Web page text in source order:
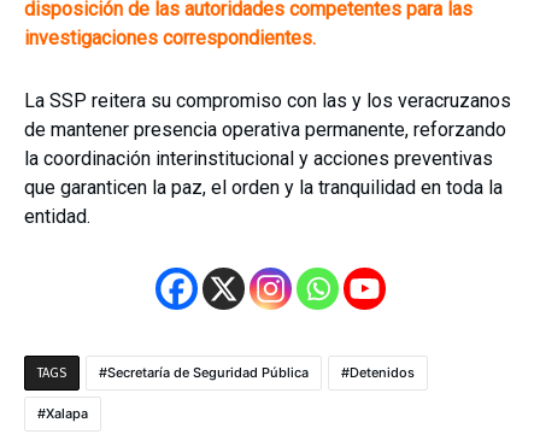
disposición de las autoridades competentes para las
investigaciones correspondientes.
La SSP reitera su compromiso con las y los veracruzanos
de mantener presencia operativa permanente, reforzando
la coordinación interinstitucional y acciones preventivas
que garanticen la paz, el orden y la tranquilidad en toda la
entidad.
TAGS Secretaría de Seguridad Pública Detenidos
Xalapa